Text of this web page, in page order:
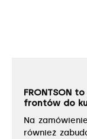
FRONTSON
frontów do
Na
również